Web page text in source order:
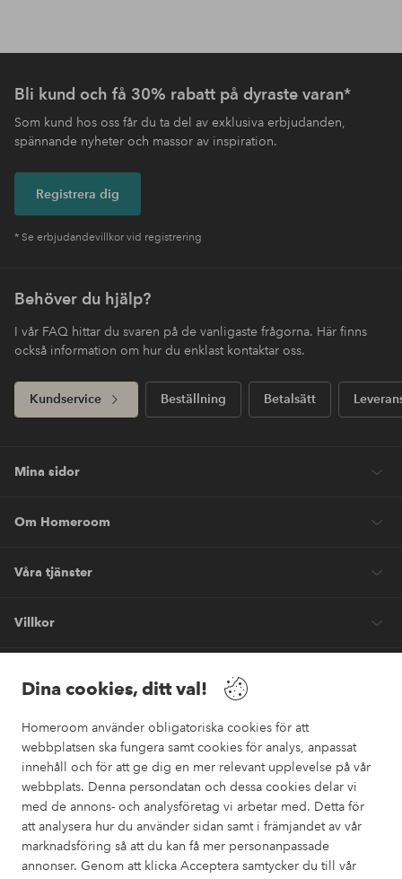
Dina cookies, ditt val!
Homeroom använder obligatoriska cookies för att
webbplatsen ska fungera samt cookies för analys, anpassat
innehåll och för att ge dig en mer relevant upplevelse på vår
webbplats. Denna persondatan och dessa cookies delar vi
med de annons- och analysföretag vi arbetar med. Detta för
att analysera hur du använder sidan samt i främjandet av vår
marknadsföring så att du kan få mer personanpassade
annonser. Genom att klicka Acceptera samtycker du till vår
Bli kund och få 30% rabatt på dyraste varan*
Som kund hos oss får du ta del av exklusiva erbjudanden,
spännande nyheter och massor av inspiration.
Registrera dig
* Se erbjudandevillkor vid registrering
Behöver du hjälp?
I vår FAQ hittar du svaren på de vanligaste frågorna. Här finns
också information om hur du enklast kontaktar oss.
Kundservice Beställning Betalsätt
Mina sidor
Om Homeroom
Våra tjänster
Villkor
Säkra betalningar
Vill du veta mer om våra betalalternativ ?
elpy